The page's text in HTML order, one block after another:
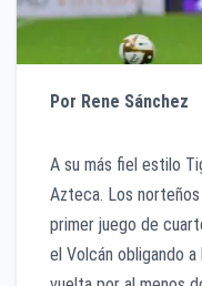
Por Rene Sánchez
A su más fiel estilo
Azteca. Los
primer juego de
el Volcán obligando